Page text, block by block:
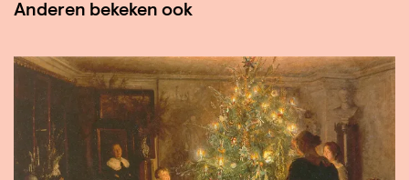
Anderen bekeken ook